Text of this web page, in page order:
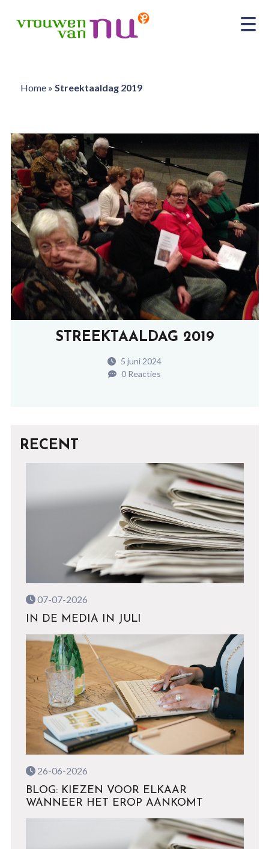
Home» Streektaaldag 2019
STREEKTAALDAG 2019
5 juni 2024
0 Reacties
RECENT
07-07-2026
IN DE MEDIA IN JULI
26-06-2026
BLOG: KIEZEN VOOR ELKAAR
WANNEER HET EROP AANKOMT